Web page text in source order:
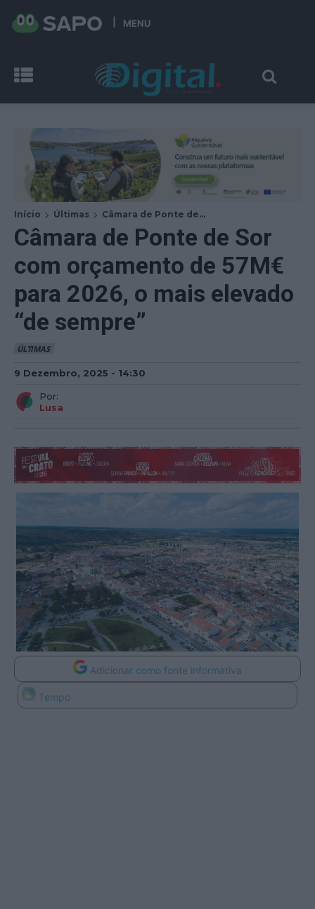
MENU
Início Últimas Câmara de Ponte de...
Câmara de Ponte de Sor
com orçamento de 57M€
para 2026, o mais elevado
“de sempre”
ÚLTIMAS
9 Dezembro, 2025 - 14:30
Por:
Lusa
Adicionar como fonte informativa
Tempo